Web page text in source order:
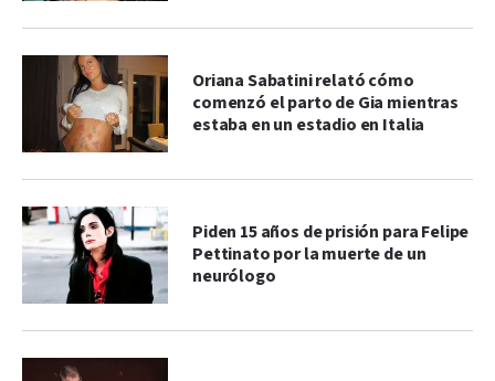
Oriana Sabatini relató cómo
comenzó el parto de Gia mientras
estaba en un estadio en Italia
Piden 15 años de prisión para Felipe
Pettinato por la muerte de un
neurólogo